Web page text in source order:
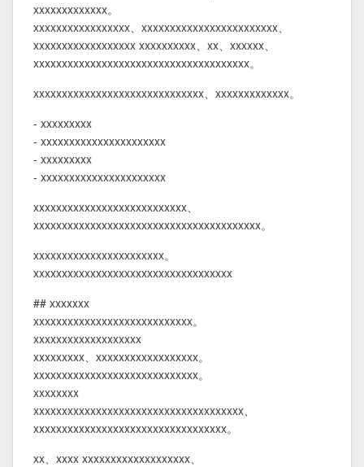
xxxxxxxxxxxxx。
xxxxxxxxxxxxxxxxx、xxxxxxxxxxxxxxxxxxxxxxxx、
xxxxxxxxxxxxxxxxxx xxxxxxxxxx、xx、xxxxxx、
xxxxxxxxxxxxxxxxxxxxxxxxxxxxxxxxxxxxxx。
xxxxxxxxxxxxxxxxxxxxxxxxxxxxxx、xxxxxxxxxxxxx。
- xxxxxxxxx
- xxxxxxxxxxxxxxxxxxxxxx
- xxxxxxxxx
- xxxxxxxxxxxxxxxxxxxxxx
xxxxxxxxxxxxxxxxxxxxxxxxxxx、
xxxxxxxxxxxxxxxxxxxxxxxxxxxxxxxxxxxxxxxx。
xxxxxxxxxxxxxxxxxxxxxxx。
xxxxxxxxxxxxxxxxxxxxxxxxxxxxxxxxxxx
## xxxxxxx
xxxxxxxxxxxxxxxxxxxxxxxxxxxx。
xxxxxxxxxxxxxxxxxxx
xxxxxxxxx、xxxxxxxxxxxxxxxxxx。
xxxxxxxxxxxxxxxxxxxxxxxxxxxxx。
xxxxxxxx
xxxxxxxxxxxxxxxxxxxxxxxxxxxxxxxxxxxxx、
xxxxxxxxxxxxxxxxxxxxxxxxxxxxxxxxxx。
xx、xxxx xxxxxxxxxxxxxxxxxxx、